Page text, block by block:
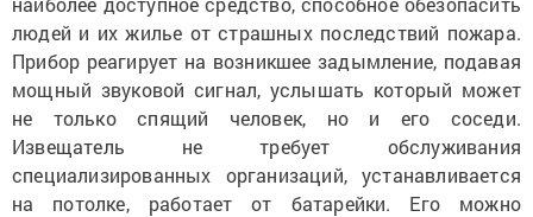
людей и их жилье от страшных последствий пожара.
Прибор реагирует на возникшее задымление, подавая
мощный звуковой сигнал, услышать который может
не только спящий человек, но и его соседи.
Извещатель не требует обслуживания
специализированных организаций, устанавливается
на потолке, работает от батарейки. Его можно